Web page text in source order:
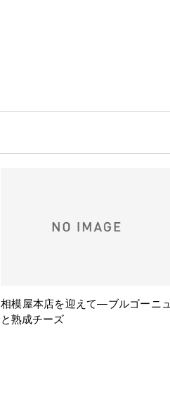
相模屋本店を迎えて―ブルゴーニュ
と熟成チーズ